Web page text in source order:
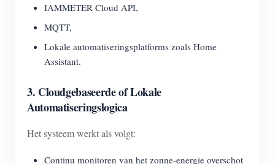
IAMMETER Cloud API,
MQTT,
Lokale automatiseringsplatforms zoals Home
Assistant.
3. Cloudgebaseerde of Lokale
Automatiseringslogica
Het systeem werkt als volgt:
Continu monitoren van het zonne-energie overschot